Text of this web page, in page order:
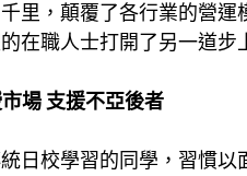
里，顛覆了各行業的營
在職人士打開了另一道步
場 支援不亞後者
日校學習的同學，習慣